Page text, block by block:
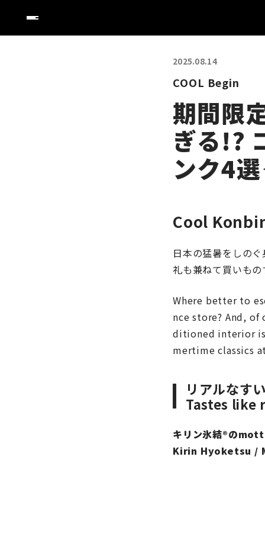
2025.08.14
COOL Begin
期間限
ぎる!?
ンク4
Cool
日本の猛暑をしの
礼も兼ねて買いも
Where better to
nce store? And,
ditioned interior is
mertime classics
リアルなす
Tastes like
キリン氷結®の
Kirin Hyoketsu /